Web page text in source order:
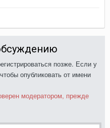
позже. Если у
опубликовать от имени
модератором, прежде